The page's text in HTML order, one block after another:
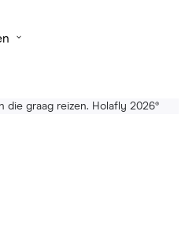
die graag reizen. Holafly 2026®